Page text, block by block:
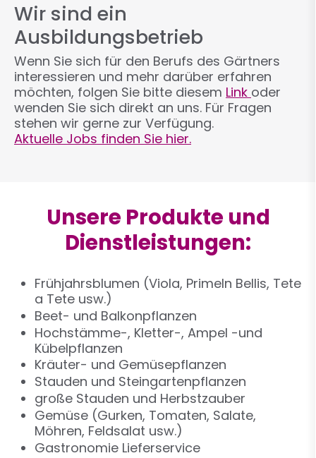
Wir sind ein
Ausbildungsbetrieb
Wenn Sie sich für den Berufs des Gärtners
interessieren und mehr darüber erfahren
möchten, folgen Sie bitte diesem Link oder
wenden Sie sich direkt an uns. Für Fragen
stehen wir gerne zur Verfügung.
Aktuelle Jobs finden Sie hier.
Unsere Produkte und
Dienstleistungen:
Frühjahrsblumen (Viola, Primeln Bellis, Tete
a Tete usw.)
Beet- und Balkonpflanzen
Hochstämme-, Kletter-, Ampel -und
Kübelpflanzen
Kräuter- und Gemüsepflanzen
Stauden und Steingartenpflanzen
große Stauden und Herbstzauber
Gemüse (Gurken, Tomaten, Salate,
Möhren, Feldsalat usw.)
Gastronomie Lieferservice